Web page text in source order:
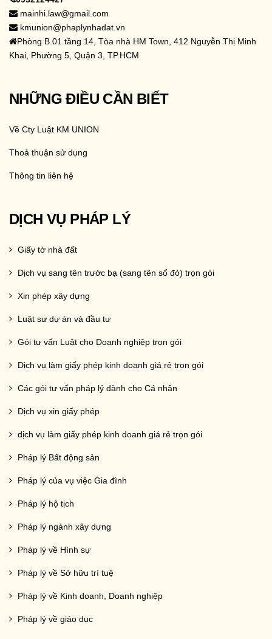
mainhi.law@gmail.com
kmunion@phaplynhadat.vn
Phòng B.01 tầng 14, Tòa nhà HM Town, 412 Nguyễn Thị Minh
Khai, Phường 5, Quận 3, TP.HCM
NHỮNG ĐIỀU CẦN BIẾT
Về Cty Luật KM UNION
Thoả thuận sử dụng
Thông tin liên hệ
DỊCH VỤ PHÁP LÝ
Giấy tờ nhà đất
Dịch vụ sang tên trước bạ (sang tên sổ đỏ) trọn gói
Xin phép xây dựng
Luật sư dự án và đầu tư
Gói tư vấn Luật cho Doanh nghiệp trọn gói
Dịch vụ làm giấy phép kinh doanh giá rẻ trọn gói
Các gói tư vấn pháp lý dành cho Cá nhân
Dịch vụ xin giấy phép
dịch vụ làm giấy phép kinh doanh giá rẻ trọn gói
Pháp lý Bất động sản
Pháp lý của vụ việc Gia đình
Pháp lý hộ tịch
Pháp lý ngành xây dựng
Pháp lý về Hình sự
Pháp lý về Sở hữu trí tuệ
Pháp lý về Kinh doanh, Doanh nghiệp
Pháp lý về giáo dục